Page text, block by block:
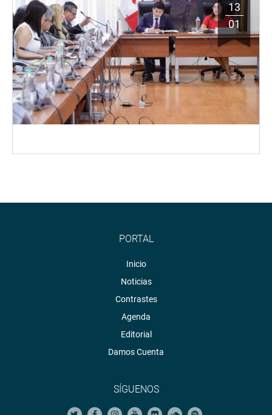
13
01
PORTAL
Inicio
Noticias
Contrastes
Agenda
Editorial
Damos Cuenta
SÍGUENOS